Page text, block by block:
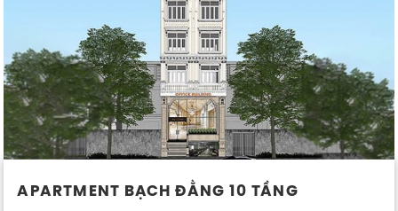
APARTMENT BẠCH ĐẰNG 10 TẦNG